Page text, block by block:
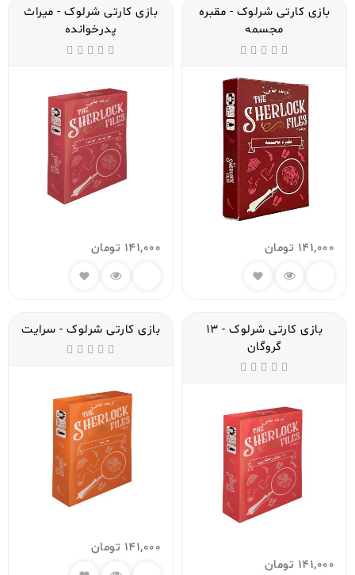
بازی کارتی شرلوک - مقبره
مجسمه
141,000 تومان
بازی کارتی شرلوک - میراث
پدرخوانده
141,000 تومان
بازی کارتی شرلوک - 13
گروگان
141,000 تومان
بازی کارتی شرلوک - سرایت
141,000 تومان